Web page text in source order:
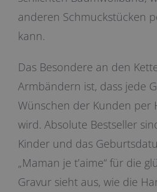
anderen Schmuckstücken
kann.
Das Besondere an den
Armbändern ist, dass jede
Wünschen der Kunden per
wird. Absolute Bestseller
Kinder und das
„Maman je t’aime“ für die
Gravur sieht aus, wie die